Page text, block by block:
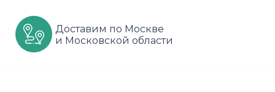
Доставим по Москве
и Московской области